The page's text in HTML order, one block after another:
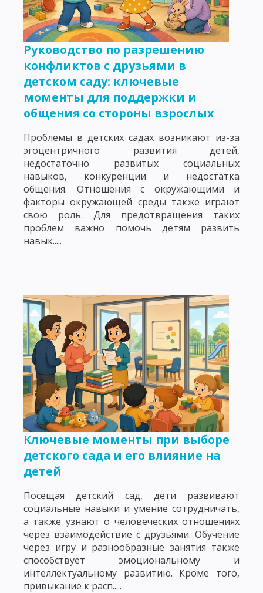
Руководство по разрешению
конфликтов с друзьями в
детском саду: ключевые
моменты для поддержки и
общения со стороны взрослых
Проблемы в детских садах возникают из-за
эгоцентричного развития детей,
недостаточно развитых социальных
навыков, конкуренции и недостатка
общения. Отношения с окружающими и
факторы окружающей среды также играют
свою роль. Для предотвращения таких
проблем важно помочь детям развить
навык.....
Ключевые моменты при выборе
детского сада и его влияние на
детей
Посещая детский сад, дети развивают
социальные навыки и умение сотрудничать,
а также узнают о человеческих отношениях
через взаимодействие с друзьями. Обучение
через игру и разнообразные занятия также
способствует эмоциональному и
интеллектуальному развитию. Кроме того,
привыкание к расп.....